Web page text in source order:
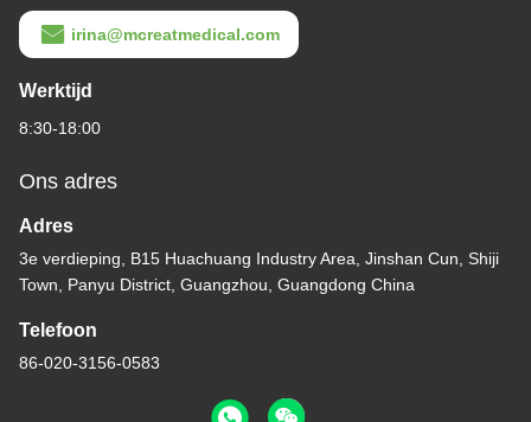
irina@mcreatmedical.com
Werktijd
8:30-18:00
Ons adres
Adres
3e verdieping, B15 Huachuang Industry Area, Jinshan Cun, Shiji
Town, Panyu District, Guangzhou, Guangdong China
Telefoon
86-020-3156-0583